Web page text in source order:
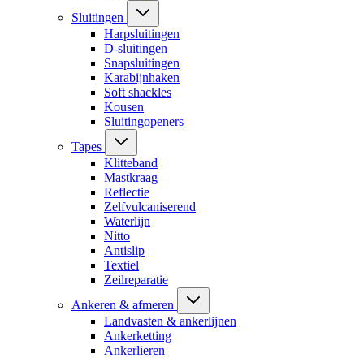
Sluitingen
Harpsluitingen
D-sluitingen
Snapsluitingen
Karabijnhaken
Soft shackles
Kousen
Sluitingopeners
Tapes
Klitteband
Mastkraag
Reflectie
Zelfvulcaniserend
Waterlijn
Nitto
Antislip
Textiel
Zeilreparatie
Ankeren & afmeren
Landvasten & ankerlijnen
Ankerketting
Ankerlieren